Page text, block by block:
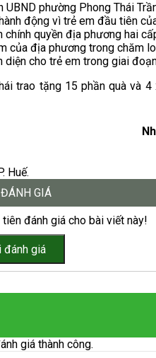
phường Phong Thái
động vì trẻ em đầu tiên
chính quyền địa phương hai
của địa phương trong chăm
diện cho trẻ em trong giai
trao tặng 15 phần quà và
Huế.
ĐÁNH GIÁ
đánh giá cho bài viết này!
giá thành công.